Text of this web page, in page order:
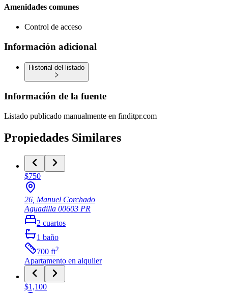
Amenidades comunes
Control de acceso
Información adicional
Historial del listado
Información de la fuente
Listado publicado manualmente en finditpr.com
Propiedades Similares
$750
26, Manuel Corchado
Aguadilla 00603 PR
2 cuartos
1 baño
700 ft2
Apartamento en alquiler
$1,100